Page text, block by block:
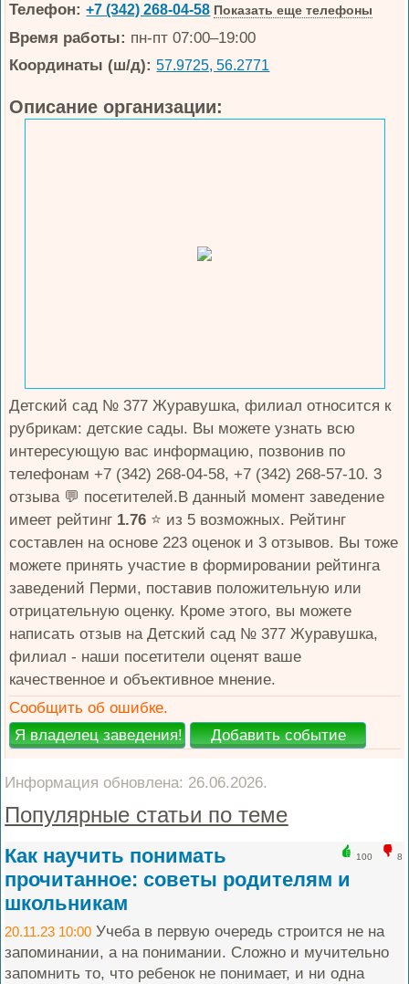
Телефон: +7 (342) 268-04-58 Показать еще телефоны
Время работы: пн-пт 07:00–19:00
Координаты (ш/д): 57.9725, 56.2771
Описание организации:
Детский сад № 377 Журавушка, филиал относится к
рубрикам: детские сады. Вы можете узнать всю
интересующую вас информацию, позвонив по
телефонам +7 (342) 268-04-58, +7 (342) 268-57-10. 3
отзыва 💬 посетителей.В данный момент заведение
имеет рейтинг 1.76 ⭐️ из 5 возможных. Рейтинг
составлен на основе 223 оценок и 3 отзывов. Вы тоже
можете принять участие в формировании рейтинга
заведений Перми, поставив положительную или
отрицательную оценку. Кроме этого, вы можете
написать отзыв на Детский сад № 377 Журавушка,
филиал - наши посетители оценят ваше
качественное и объективное мнение.
Сообщить об ошибке.
Информация обновлена: 26.06.2026.
Популярные статьи по теме
100 8
Как научить понимать
прочитанное: советы родителям и
школьникам
20.11.23 10:00 Учеба в первую очередь строится не на
запоминании, а на понимании. Сложно и мучительно
запомнить то, что ребенок не понимает, и ни одна